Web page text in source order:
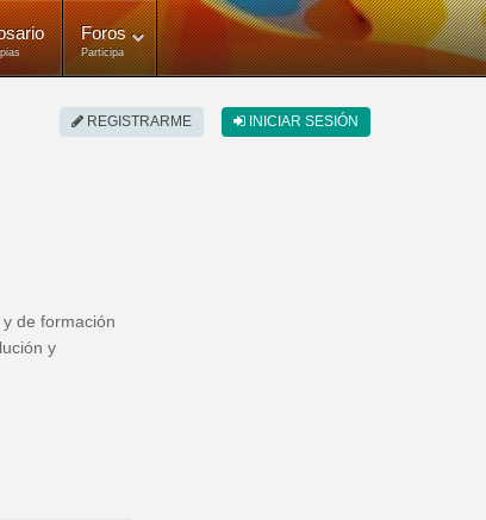
Foros
Participa
REGISTRARME INICIAR SESIÓN
de formación
y